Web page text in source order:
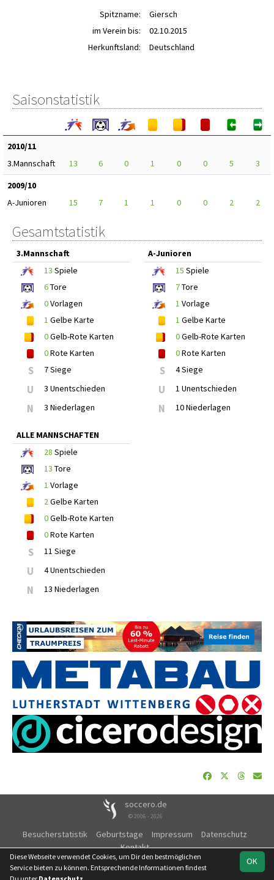
Spitzname:
Giersch
im Verein bis:
02.10.2015
Herkunftsland:
Deutschland
Saisonstatistik
2010/11
3.Mannschaft
13 6 0 1 0 0 5
3
2009/10
A-Junioren
15 7 1 1 0 0 2 2
Gesamtstatistik
3.Mannschaft
13 Spiele
6Tore
0Vorlagen
1 Gelbe Karte
0Gelb-Rote Karten
0Rote Karten
S 7 Siege
U 3 Unentschieden
N 3 Niederlagen
A-Junioren
15 Spiele
7Tore
1 Vorlage
1 Gelbe Karte
0Gelb-Rote Karten
0Rote Karten
S 4 Siege
U 1 Unentschieden
N 10 Niederlagen
ALLE MANNSCHAFTEN
28 Spiele
13 Tore
1 Vorlage
2Gelbe Karten
0Gelb-Rote Karten
0Rote Karten
S 11 Siege
U 4 Unentschieden
N 13 Niederlagen
soccero.de
© 2006 - 2026
Besucherstatistik Geburtstage Impressum
Datenschutz
Kontakt
OK
Diese Webseite verwendet Cookies, um Dir den bestmöglichen
Service bieten zu können. Entsprechende Informationen findest